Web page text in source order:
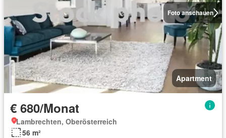
Foto anschauen
Apartment
€ 680/Monat
Lambrechten, Oberösterreich
56 m²